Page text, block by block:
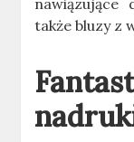
także bluzy z